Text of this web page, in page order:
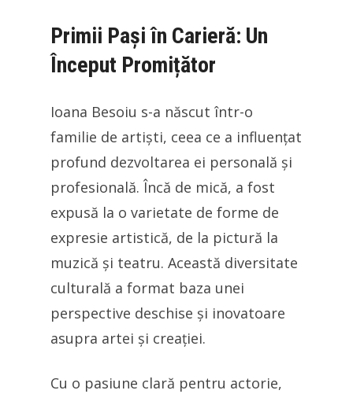
Primii Pași în Carieră: Un
Început Promițător
Ioana Besoiu s-a născut într-o
familie de artiști, ceea ce a influențat
profund dezvoltarea ei personală și
profesională. Încă de mică, a fost
expusă la o varietate de forme de
expresie artistică, de la pictură la
muzică și teatru. Această diversitate
culturală a format baza unei
perspective deschise și inovatoare
asupra artei și creației.
Cu o pasiune clară pentru actorie,